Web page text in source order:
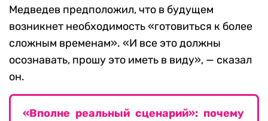
Медведев предположил, что в будущем
возникнет необходимость «готовиться к более
сложным временам». «И все это должны
осознавать, прошу это иметь в виду», — сказал
он.
«Вполне реальный сценарий»: почему